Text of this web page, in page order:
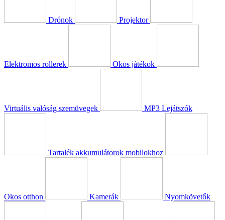
Drónok Projektor
Elektromos rollerek Okos játékok
Virtuális valóság szemüvegek MP3 Lejátszók
Tartalék akkumulátorok mobilokhoz
Okos otthon Kamerák Nyomkövetők